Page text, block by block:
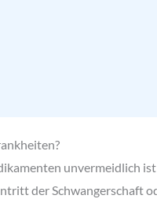
unvermeidlich
der Schwangerschaft